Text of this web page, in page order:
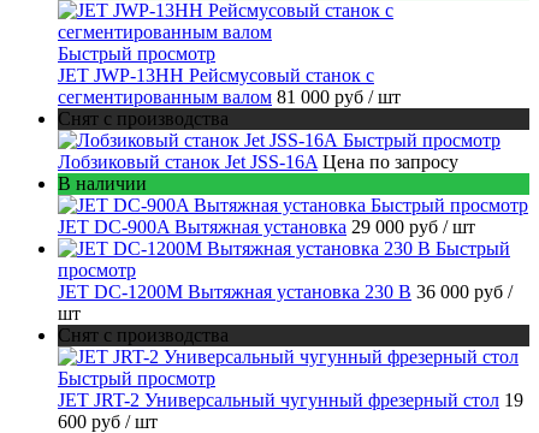
Быстрый просмотр
JET JWP-13HH Рейсмусовый станок с
сегментированным валом 81 000 руб / шт
Снят с производства
Быстрый просмотр
Лобзиковый станок Jet JSS-16A Цена по запросу
В наличии
Быстрый просмотр
JET DC-900A Вытяжная установка 29 000 руб / шт
Быстрый
просмотр
JET DC-1200M Вытяжная установка 230 В 36 000 руб /
шт
Снят с производства
Быстрый просмотр
JET JRT-2 Универсальный чугунный фрезерный стол 19
600 руб / шт